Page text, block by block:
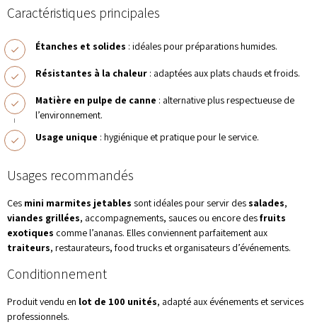
Caractéristiques principales
Étanches et solides : idéales pour préparations humides.
Résistantes à la chaleur : adaptées aux plats chauds et froids.
Matière en pulpe de canne : alternative plus respectueuse de
l’environnement.
Usage unique : hygiénique et pratique pour le service.
Usages recommandés
Ces mini marmites jetables sont idéales pour servir des salades,
viandes grillées, accompagnements, sauces ou encore desfruits
exotiques comme l’ananas. Elles conviennent parfaitement aux
traiteurs, restaurateurs, food trucks et organisateurs d’événements.
Conditionnement
Produit vendu en lot de 100 unités, adapté aux événements et services
professionnels.